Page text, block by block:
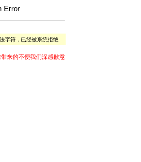
Error
字符，已经被系统拒绝
来的不便我们深感歉意